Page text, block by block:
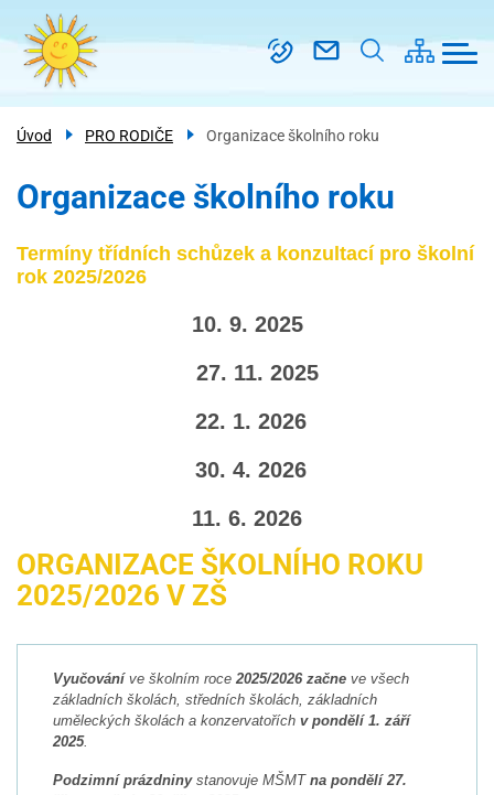
k
hlavnímu
Menu
navigace
Škola
Třídy
PRO
Kontakt
Úvod PRO RODIČE Organizace školního roku
Organizace školního roku
Termíny třídních schůzek a konzultací pro školní
rok 2025/2026
10. 9. 2025
27. 11. 2025
22. 1. 2026
30. 4. 2026
11. 6. 2026
ORGANIZACE ŠKOLNÍHO ROKU
2025/2026 V ZŠ
Vyučováníve školním roce2025/2026 začne ve všech
základních školách, středních školách, základních
uměleckých školách a konzervatoříchv pondělí 1. září
2025.
Podzimní prázdninystanovuje MŠMTna pondělí 27.